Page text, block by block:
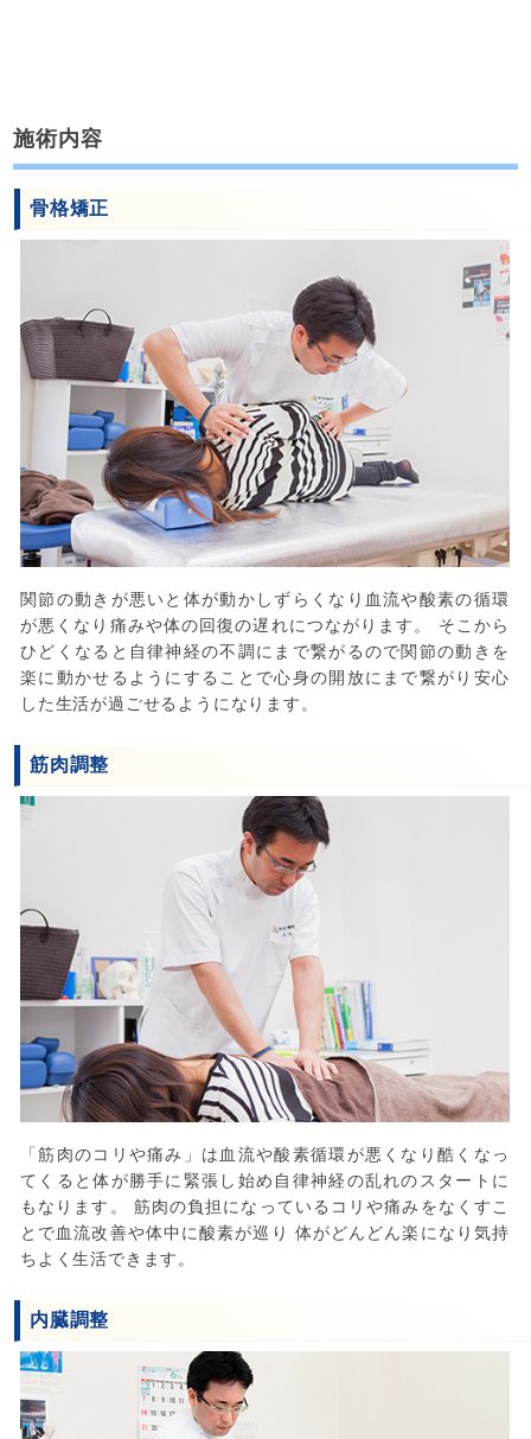
施術内容
骨格矯正
関節の動きが悪いと体が動かしずらくなり血流や酸素の循環
が悪くなり痛みや体の回復の遅れにつながります。 そこから
ひどくなると自律神経の不調にまで繋がるので関節の動きを
楽に動かせるようにすることで心身の開放にまで繋がり安心
した生活が過ごせるようになります。
筋肉調整
「筋肉のコリや痛み」は血流や酸素循環が悪くなり酷くなっ
てくると体が勝手に緊張し始め自律神経の乱れのスタートに
もなります。 筋肉の負担になっているコリや痛みをなくすこ
とで血流改善や体中に酸素が巡り 体がどんどん楽になり気持
ちよく生活できます。
内臓調整